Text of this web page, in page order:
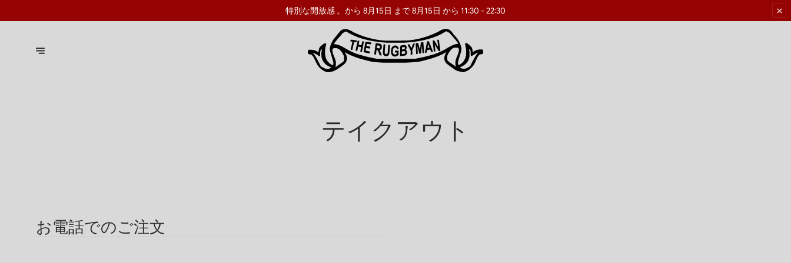
特別な開放感 。から 8月15日 まで 8月15日 から 11:30 - 22:30
テイクアウト
お電話でのご注文